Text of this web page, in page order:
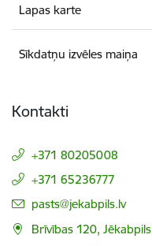
Lapas karte
Sīkdatņu izvēles maiņa
Kontakti
+371 80205008
+371 65236777
E-pasts:
pasts@jekabpils.lv
Brīvības 120,